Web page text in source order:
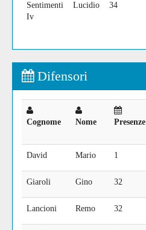
Sentimenti
Iv
Lucidio 34
Difensori
Cognome Nome Presenze
David Mario 1
Giaroli Gino 32
Lancioni Remo 32